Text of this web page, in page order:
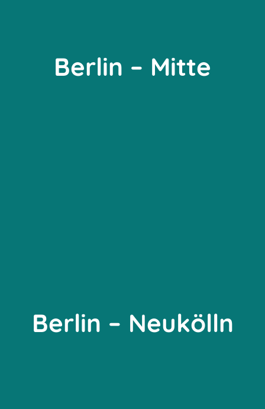
Berlin – Mitte
Berlin – Neukölln